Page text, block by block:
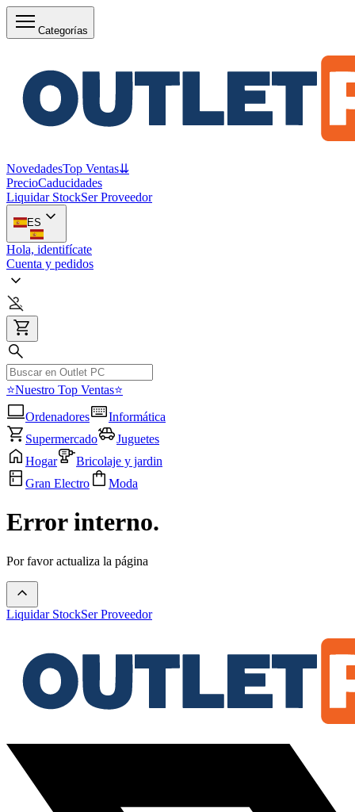
Categorías
NovedadesTop Ventas⇊
PrecioCaducidades
Liquidar StockSer Proveedor
ES
Hola, identifícate
Cuenta y pedidos
⭐Nuestro Top Ventas⭐
Ordenadores
Informática
Supermercado
Juguetes
Hogar
Bricolaje y jardin
Gran Electro
Moda
Error interno.
Por favor actualiza la página
Liquidar StockSer Proveedor